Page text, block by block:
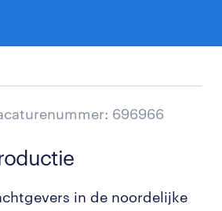
696966
in de noordelijke